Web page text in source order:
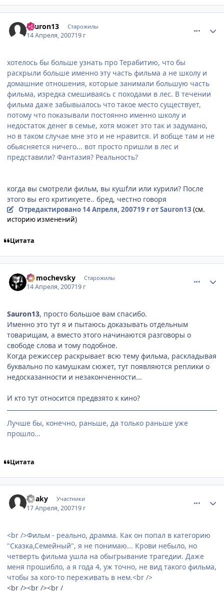
Sauron13 Старожилы
14 Апреля, 200719 г
хотелось бы больше узнать про Терабитию, что бы
раскрыли больше именно эту часть фильма а не школу и
домашние отношения, которые занимали большую часть
фильма, изредка смешиваясь с походами в лес. В течении
фильма даже забывыалось что такое место существует,
потому что показывали постоянно именно школу и
недостаток денег в семье, хотя может это так и задумано,
но в таком случае мне это и не нравится. И вобще там и не
обьясняется ничего... вот просто пришли в лес и
представили? Фантазия? Реальность?
когда вы смотрели фильм, вы кушfли или курили? После
этого вы его критикуете.. бред, честно говоря
Отредактировано 14 Апреля, 200719 гот Sauron13 (см.
историю изменений)
Цитата
Domochevsky Старожилы
14 Апреля, 200719 г
Sauron13, просто большое вам спасибо.
Именно это тут я и пытаюсь доказывать отдельным
товарищам, а вместо этого начинаются разговоры о
свободе слова и тому подобное.
Когда режиссер раскрывает всю тему фильма, раскладывая
буквально по камушкам сюжет, тут появляются реплики о
недосказанности и незаконченности...
И кто тут относится предвзято к кино?
Лучше бы, конечно, раньше, да только раньше уже
прошло...
Цитата
Osaky Участники
17 Апреля, 200719 г
<br />Фильм - реально, драмма. Как он попал в категорию
"Сказка,Семейный", я не понимаю... Крови небыло, но
четверть фильма ушла на обыгрывание трагедии. Даже
меня прошибло, а я года 4, уж точно, не вид такого фильма,
чтобы за кого-то переживать в нем.<br />
<br /><br /><br /